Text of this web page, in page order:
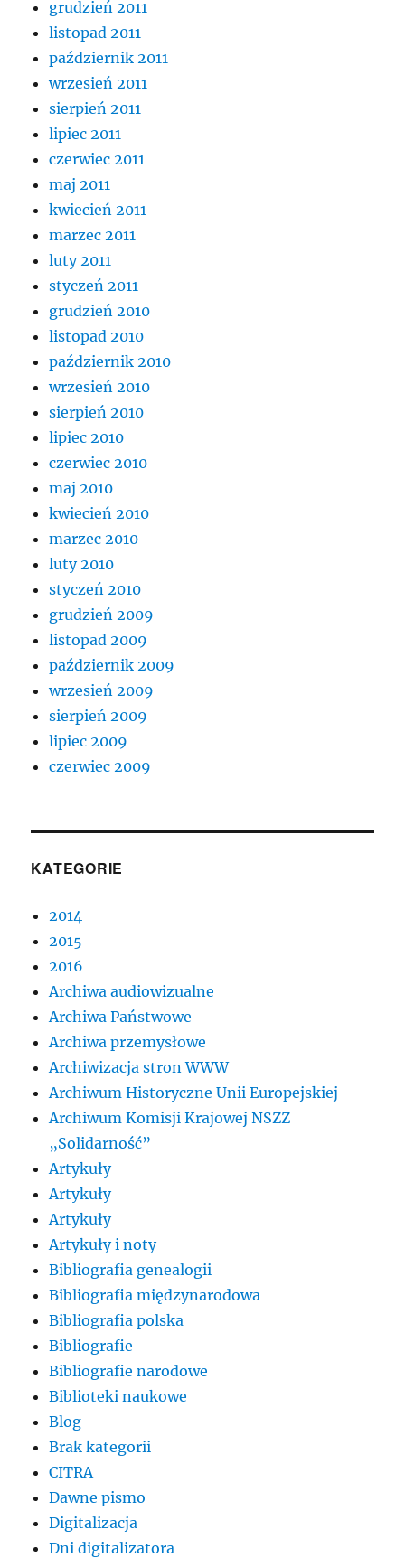
grudzień 2011
listopad 2011
październik 2011
wrzesień 2011
sierpień 2011
lipiec 2011
czerwiec 2011
maj 2011
kwiecień 2011
marzec 2011
luty 2011
styczeń 2011
grudzień 2010
listopad 2010
październik 2010
wrzesień 2010
sierpień 2010
lipiec 2010
czerwiec 2010
maj 2010
kwiecień 2010
marzec 2010
luty 2010
styczeń 2010
grudzień 2009
listopad 2009
październik 2009
wrzesień 2009
sierpień 2009
lipiec 2009
czerwiec 2009
KATEGORIE
2014
2015
2016
Archiwa audiowizualne
Archiwa Państwowe
Archiwa przemysłowe
Archiwizacja stron WWW
Archiwum Historyczne Unii Europejskiej
Archiwum Komisji Krajowej NSZZ
„Solidarność”
Artykuły
Artykuły
Artykuły
Artykuły i noty
Bibliografia genealogii
Bibliografia międzynarodowa
Bibliografia polska
Bibliografie
Bibliografie narodowe
Biblioteki naukowe
Blog
Brak kategorii
CITRA
Dawne pismo
Digitalizacja
Dni digitalizatora